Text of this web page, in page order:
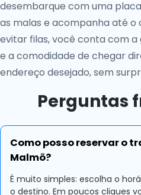
desembarque com uma
as malas e acompanha até o
evitar filas, você conta com a
e a comodidade de chegar
endereço desejado, sem
Perguntas
Como posso reservar o
Malmö?
É muito simples: escolha o
o destino. Em poucos cliques